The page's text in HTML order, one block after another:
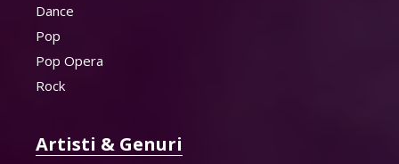
Dance
Pop
Pop Opera
Rock
Artisti & Genuri